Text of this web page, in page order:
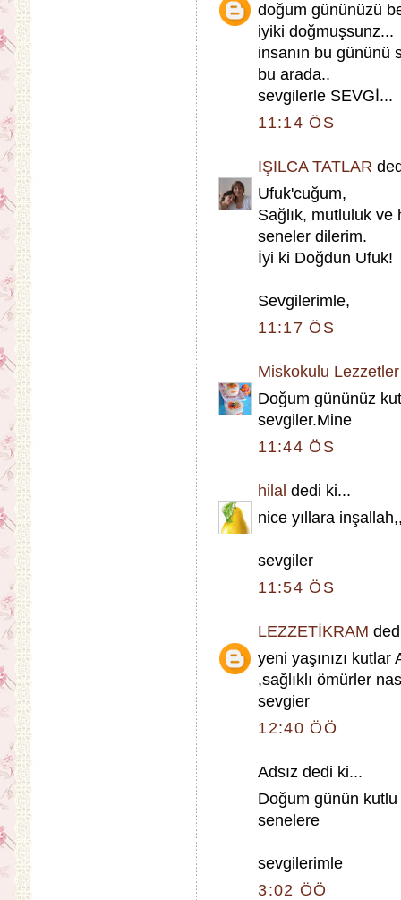
doğum gününüzü
iyiki doğmuşsunz...
insanın bu gününü
bu arada..
sevgilerle SEVGİ...
11:14 ÖS
IŞILCA TATLAR
Ufuk'cuğum,
Sağlık, mutluluk
seneler dilerim.
İyi ki Doğdun Ufuk!
Sevgilerimle,
11:17 ÖS
Miskokulu Lezzetler
Doğum gününüz
sevgiler.Mine
11:44 ÖS
hilal dedi ki...
nice yıllara
sevgiler
11:54 ÖS
LEZZETİKRAM
yeni yaşınızı
,sağlıklı ömürler
sevgier
12:40 ÖÖ
Adsız dedi ki...
Doğum günün kutlu
senelere
sevgilerimle
3:02 ÖÖ